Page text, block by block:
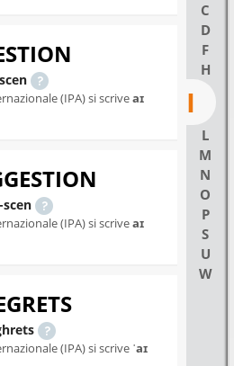
C
D
F
H
I
L
M
N
O
P
S
U
W
(IPA) si scriveaɪ
scen
(IPA) si scriveaɪ
(IPA) si scrive ˈaɪ